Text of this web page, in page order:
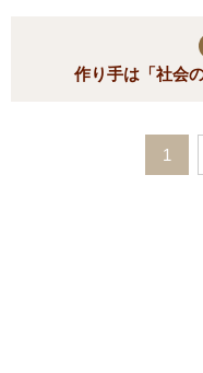
作り手は「社会
1